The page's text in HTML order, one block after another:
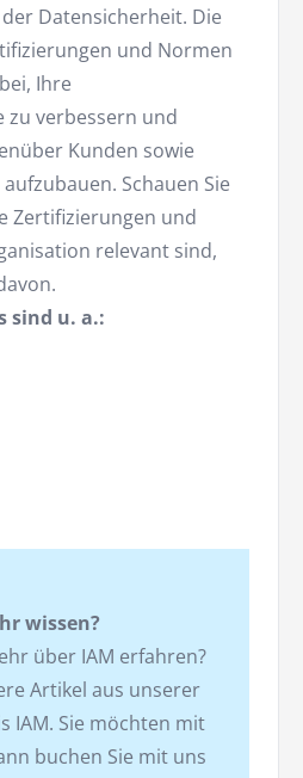
Datensicherheit. Die
und Normen
Ihre
zu verbessern und
Kunden sowie
Schauen Sie
Zertifizierungen und
relevant sind,
sind u. a.:
wissen?
über IAM erfahren?
Artikel aus unserer
IAM. Sie möchten mit
buchen Sie mit uns